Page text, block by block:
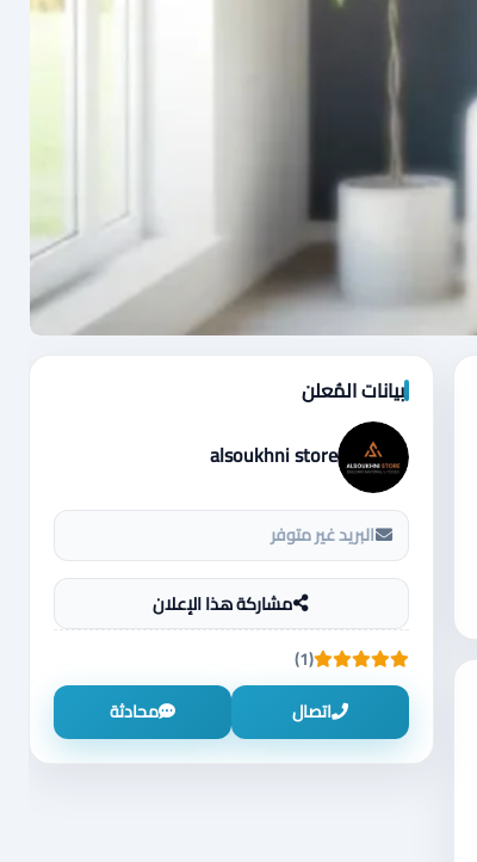
بيانات المُعلن
alsoukhni store
البريد غير متوفر
مشاركة هذا الإعلان
(1)
اتصال
محادثة